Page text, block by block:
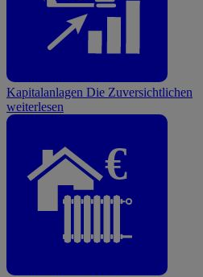
Kapitalanlagen Die Zuversichtlichen
weiterlesen
€